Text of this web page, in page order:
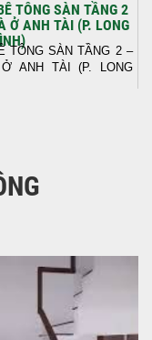
TÔNG SÀN TẦNG 2
Ở ANH TÀI (P. LONG
TÔNG SÀN TẦNG 2 –
ANH TÀI (P. LONG
quý khách hàng, vừa
Kế Xây Dựng Sao
– TRAO TỔ ẤM MỚI
Hoành, phường An
Dựng Sao Việt chính